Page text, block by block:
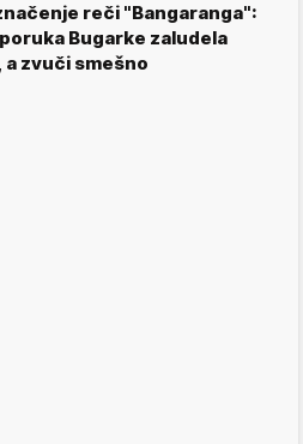
reči "Bangaranga":
Bugarke zaludela
a zvuči smešno